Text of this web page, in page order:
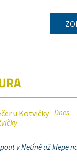
Dnes
v Netíně už klepe